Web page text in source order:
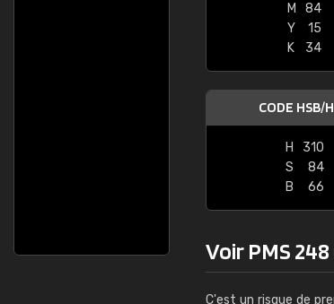
M
84
Y
15
K
34
CODE HSB/
H
310
S
84
B
66
Voir PMS
C'est un risque de